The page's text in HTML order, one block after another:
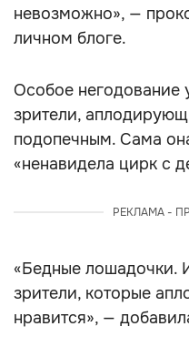
невозможно», —
личном блоге.
Особое негодование
зрители,
подопечным. Сама
«ненавидела цирк с
РЕКЛАМА -
«Бедные лошадочки.
зрители, которые
нравится», —